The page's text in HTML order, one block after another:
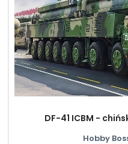
DF-41 ICBM -
Hobby